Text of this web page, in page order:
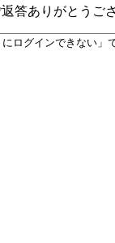
答ありがとうご